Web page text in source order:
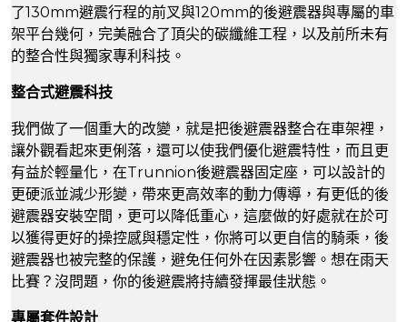
了130mm避震行程的前叉與120mm的後避震器與專屬的車
架平台幾何，完美融合了頂尖的碳纖維工程，以及前所未有
的整合性與獨家專利科技。
整合式避震科技
我們做了一個重大的改變，就是把後避震器整合在車架裡，
讓外觀看起來更俐落，還可以使我們優化避震特性，而且更
有益於輕量化，在Trunnion後避震器固定座，可以設計的
更硬派並減少形變，帶來更高效率的動力傳導，有更低的後
避震器安裝空間，更可以降低重心，這麼做的好處就在於可
以獲得更好的操控感與穩定性，你將可以更自信的騎乘，後
避震器也被完整的保護，避免任何外在因素影響。想在雨天
比賽？沒問題，你的後避震將持續發揮最佳狀態。
專屬套件設計